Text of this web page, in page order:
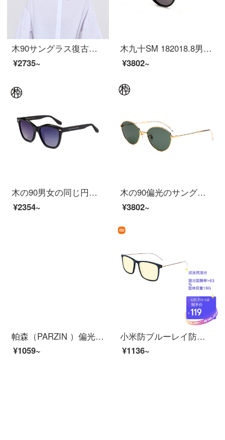
木90サングラス復古小圆枠サングラス男女カップルモデルSM 182015 C 02 49 mm
¥2735~
木九十SM 182018.8男女同型ファッションライトパイロットサングラスC 01-14-143
¥3802~
木の90男女の同じ円枠のサングラスのファッション的な百合メガネのサングラスのSM 1920301 C 03 55 MM
¥2354~
木の90偏光のサングラスの復古の楕円形の枠のサングラスの藤の蔓は中梁のファッション的なサングラスの男女のカップルの金のSM 1940251 C 02 55 mmを巻いています。
¥3802~
帕森（PARZIN ）偏光太阳镜型男经典蛤蟆镜安全驾驶墨镜8131A黑框黑灰片
¥1059~
小米防ブルーレイ防辐射眼镜Pro男女性米家カスタム墨青両面防油污携帯パソコン用ゴーグルフラットミラー
¥1136~